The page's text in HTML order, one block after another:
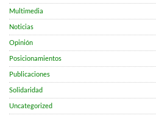
Multimedia
Noticias
Opinión
Posicionamientos
Publicaciones
Solidaridad
Uncategorized